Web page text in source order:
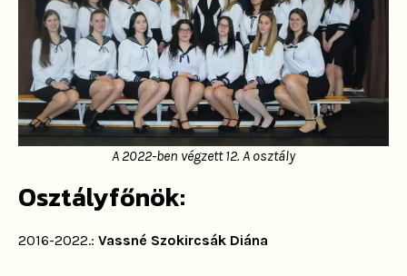
A 2022-ben végzett 12. A osztály
Osztályfőnök:
2016-2022.: Vassné Szokircsák Diána